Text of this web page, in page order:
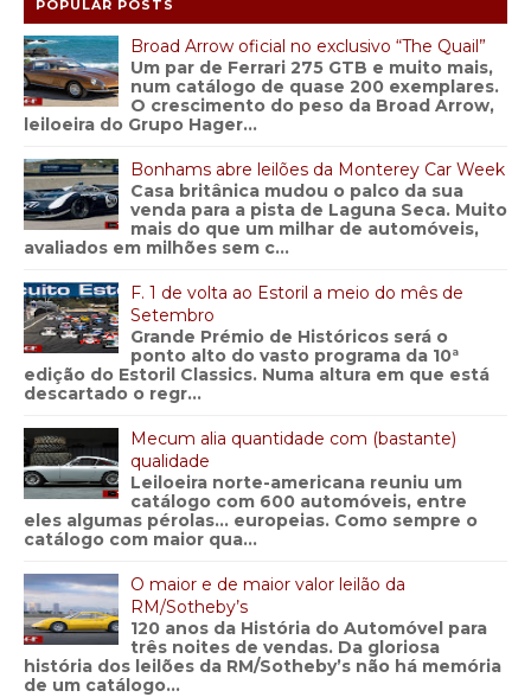
POPULAR POSTS
Broad Arrow oficial no exclusivo “The Quail”
Um par de Ferrari 275 GTB e muito mais,
num catálogo de quase 200 exemplares.
O crescimento do peso da Broad Arrow,
leiloeira do Grupo Hager...
Bonhams abre leilões da Monterey Car Week
Casa britânica mudou o palco da sua
venda para a pista de Laguna Seca. Muito
mais do que um milhar de automóveis,
avaliados em milhões sem c...
F. 1 de volta ao Estoril a meio do mês de
Setembro
Grande Prémio de Históricos será o
ponto alto do vasto programa da 10ª
edição do Estoril Classics. Numa altura em que está
descartado o regr...
Mecum alia quantidade com (bastante)
qualidade
Leiloeira norte-americana reuniu um
catálogo com 600 automóveis, entre
eles algumas pérolas… europeias. Como sempre o
catálogo com maior qua...
O maior e de maior valor leilão da
RM/Sotheby’s
120 anos da História do Automóvel para
três noites de vendas. Da gloriosa
história dos leilões da RM/Sotheby’s não há memória
de um catálogo...